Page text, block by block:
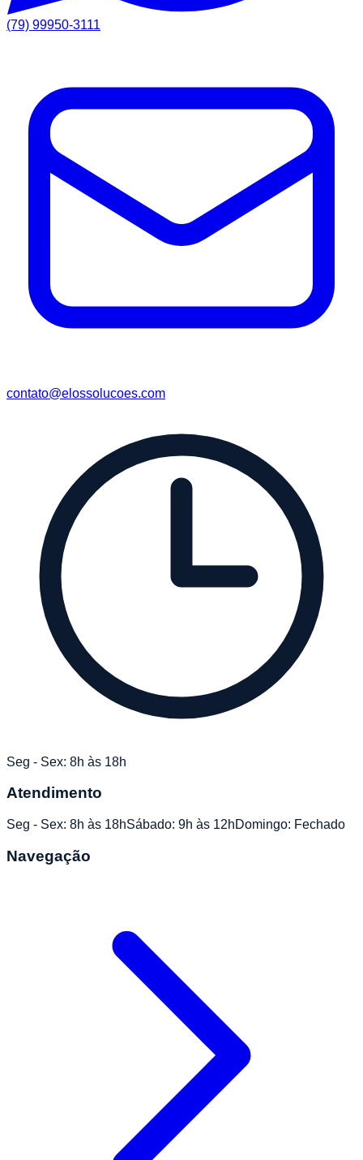
(79) 99950-3111
contato@elossolucoes.com
Seg - Sex: 8h às 18h
Atendimento
Seg - Sex: 8h às 18hSábado: 9h às 12hDomingo: Fechado
Navegação